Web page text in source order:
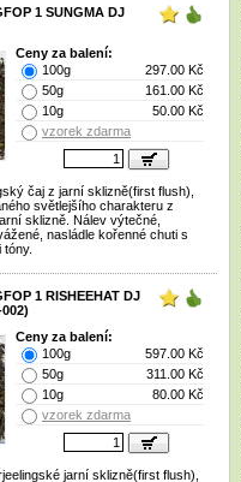
1 SUNGMA DJ
Ceny za balení:
100g
297.00 Kč
50g
161.00 Kč
10g
50.00 Kč
vzorek zdarma
čaj z jarní sklizně(first flush),
světlejšího charakteru z
sklizně. Nálev výtečné,
nasládle kořenné chuti s
1 RISHEEHAT DJ
Ceny za balení:
100g
597.00 Kč
50g
311.00 Kč
10g
80.00 Kč
vzorek zdarma
jarní sklizně(first flush),